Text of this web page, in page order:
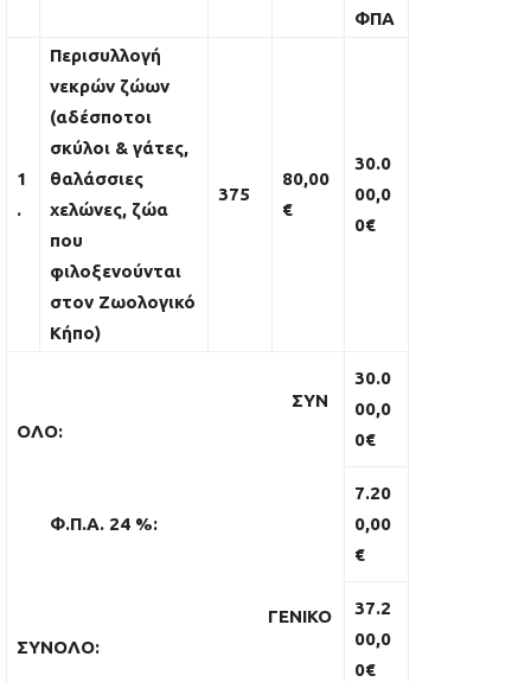
ΦΠΑ
1
.
Περισυλλογή
νεκρών ζώων
(αδέσποτοι
σκύλοι & γάτες,
θαλάσσιες
χελώνες, ζώα
που
φιλοξενούνται
στον Ζωολογικό
Κήπο)
375
80,00
€
30.0
00,0
0€
ΣΥΝ
ΟΛΟ:
Φ.Π.Α. 24 %:
ΓΕΝΙΚΟ
ΣΥΝΟΛΟ:
30.0
00,0
0€
7.20
0,00
€
37.2
00,0
0€